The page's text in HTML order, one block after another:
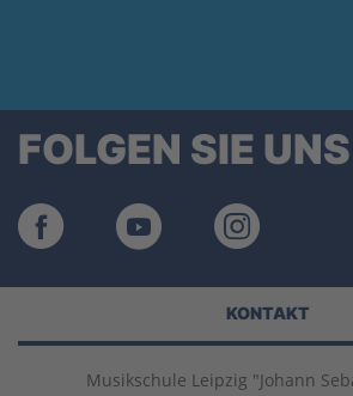
FOLGEN SIE UNS
KONTAKT
Musikschule Leipzig "Johann